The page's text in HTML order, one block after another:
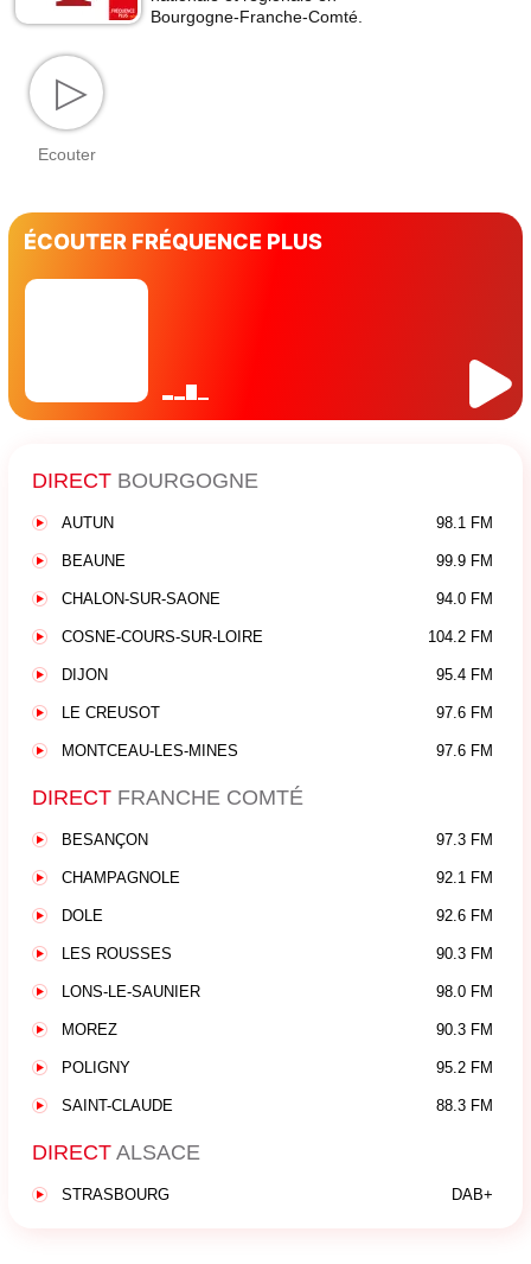
Bourgogne-Franche-Comté.
▷
Ecouter
ÉCOUTER FRÉQUENCE PLUS
DIRECT BOURGOGNE
AUTUN 98.1 FM
BEAUNE 99.9 FM
CHALON-SUR-SAONE 94.0 FM
COSNE-COURS-SUR-LOIRE 104.2 FM
DIJON 95.4 FM
LE CREUSOT 97.6 FM
MONTCEAU-LES-MINES 97.6 FM
DIRECT FRANCHE COMTÉ
BESANÇON 97.3 FM
CHAMPAGNOLE 92.1 FM
DOLE 92.6 FM
LES ROUSSES 90.3 FM
LONS-LE-SAUNIER 98.0 FM
MOREZ 90.3 FM
POLIGNY 95.2 FM
SAINT-CLAUDE 88.3 FM
DIRECT ALSACE
STRASBOURG DAB+